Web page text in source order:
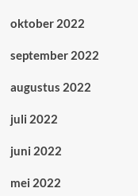
oktober 2022
september 2022
augustus 2022
juli 2022
juni 2022
mei 2022